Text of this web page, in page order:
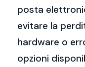
posta
evitare la
hardware o
opzioni